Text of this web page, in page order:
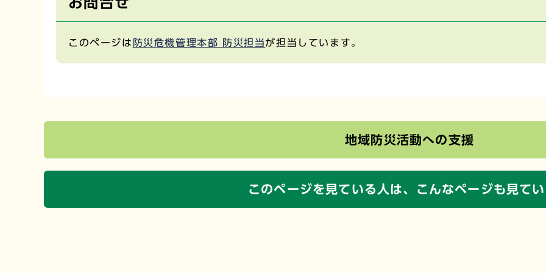
このページは 防災危機管理本部 防災担当が担当しています。
地域防災活動への支援
このページを見ている人は、 こんなページも見て